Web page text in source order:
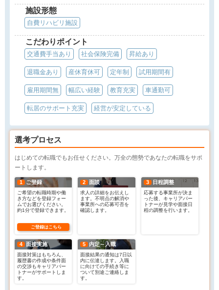
施設形態
自費リハビリ施設
こだわりポイント
交通費手当あり 社会保険完備 昇給あり
退職金あり 産休育休可 定年制 試用期間有
雇用期間無 幅広い経験 教育充実 車通勤可
転居のサポート充実 経営が安定している
選考プロセス
はじめての転職でもお任せください。万全の態勢であなたの転職をサポ
ートします。
1 ご登録
ご希望の転職時期や働
き方などを登録フォー
ムでお選びください。
約1分で登録できます。
ご登録はこちら
2 面談
求人の詳細をお伝えし
ます。不明点の解消や
事業所への応募可否を
確認します。
3 日程調整
応募する事業所が決ま
った後、キャリアパー
トナーが見学や面接日
程の調整を行います。
4 面接実施
面接対策はもちろん、
履歴書の作成や条件面
の交渉もキャリアパー
トナーがサポートしま
す。
5 内定～入職
面接結果の通知は7日以
内に伝達します。入職
に向けての手続き等に
ついて別途ご連絡しま
す。